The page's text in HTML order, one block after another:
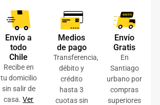
Envío a
todo
Chile
Recibe en
tu domicilio
sin salir de
casa.Ver
Medios
de pago
Transferencia,
débito y
crédito
hasta 3
cuotas sin
Envío
Gratis
En
Santiago
urbano por
compras
superiores